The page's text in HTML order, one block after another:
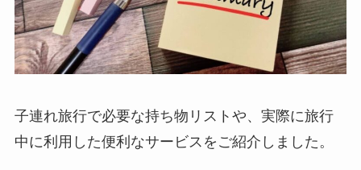
子連れ旅行で必要な持ち物リストや、実際に旅行
中に利用した便利なサービスをご紹介しました。